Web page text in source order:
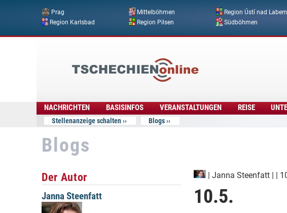
Prag Mittelböhmen Region Ústí nad Labem
Region Karlsbad
Region Pilsen Südböhmen
Online
NACHRICHTEN BASISINFOS VERANSTALTUNGEN REISE
Stellenanzeige schalten Blogs
Blogs
Der Autor
Janna Steenfatt
| Janna Steenfatt | |
10.5.